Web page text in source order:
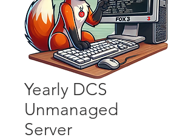
Yearly DCS
Unmanaged
Server